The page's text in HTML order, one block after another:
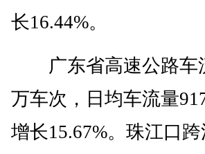
长16.44%。
广东省高速公路车
万车次，日均车流量
增长15.67%。珠江口